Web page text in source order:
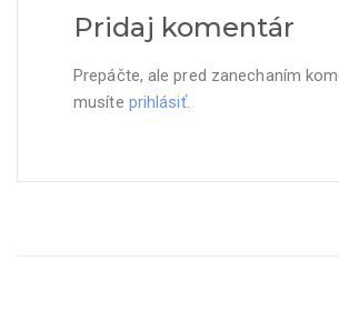
Pridaj komentár
Prepáčte, ale pred zanechaním
musíte prihlásiť.